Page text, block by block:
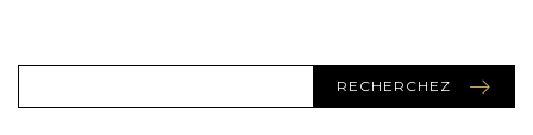
RECHERCHEZ